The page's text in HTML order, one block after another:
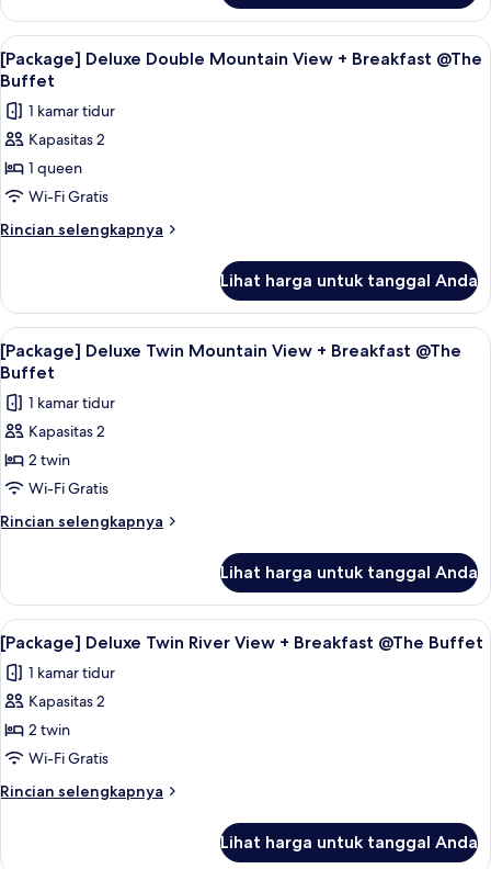
Casino
Credit
KRW
100,000
(19
years
or
older,
Foreign-
Guest
[Package]
Deluxe
Twin
River
+
Casino
KRW
100,000
years
Guest
Only)
Lihat
semua
foto
untuk
[Package]
Deluxe
Double
Mountain
Breakfast
@The
Buffet
Seprai premium, minibar, brankas,
1
[Package] Deluxe Double Mountain View + Breakfast @The
Buffet
1 kamar tidur
Kapasitas 2
1 queen
Wi-Fi Gratis
Rincian selengkapnya
Rincian
[Package]
Deluxe
Double
Mountain
+
Breakfast
Buffet
Lihat harga untuk tanggal Anda
Lihat
semua
foto
untuk
[Package]
Deluxe
Twin
Mountain
Breakfast
@The
Buffet
Seprai premium, minibar, brankas,
1
[Package] Deluxe Twin Mountain View + Breakfast @The
Buffet
1 kamar tidur
Kapasitas 2
2 twin
Wi-Fi Gratis
Rincian selengkapnya
Rincian
[Package]
Deluxe
Twin
Mountain
View
+
@The
Buffet
Lihat harga untuk tanggal Anda
Lihat
semua
foto
untuk
[Package]
Deluxe
Twin
River
+
Seprai premium, minibar, brankas,
2
[Package] Deluxe Twin River View + Breakfast @The Buffet
1 kamar tidur
Kapasitas 2
2 twin
Wi-Fi Gratis
Rincian selengkapnya
Rincian
Lihat harga untuk tanggal Anda